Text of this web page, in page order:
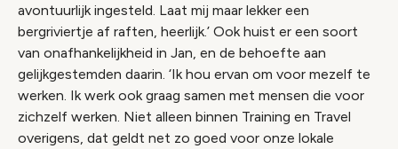
avontuurlijk ingesteld. Laat mij maar lekker een
bergriviertje af raften, heerlijk.’ Ook huist er een soort
van onafhankelijkheid in Jan, en de behoefte aan
gelijkgestemden daarin. ‘Ik hou ervan om voor mezelf te
werken. Ik werk ook graag samen met mensen die voor
zichzelf werken. Niet alleen binnen Training en Travel
overigens, dat geldt net zo goed voor onze lokale